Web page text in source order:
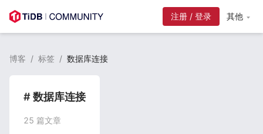
注册 / 登录 其他
博客 / 标签 / 数据库连接
# 数据库连接
25 篇文章